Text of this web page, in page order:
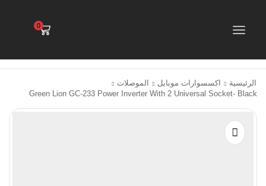
0
الرئيسية اكسسوارات موبايل
الموصلات
Green Lion GC-233 Power Inverter With 2 Universal Socket- Black